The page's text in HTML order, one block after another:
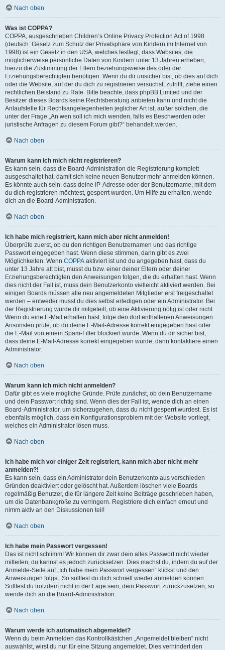
Nach oben
Was ist COPPA?
COPPA, ausgeschrieben Children’s Online Privacy Protection Act of 1998
(deutsch: Gesetz zum Schutz der Privatsphäre von Kindern im Internet von
1998) ist ein Gesetz in den USA, welches festlegt, dass Websites, die
möglicherweise persönliche Daten von Kindern unter 13 Jahren erheben,
hierzu die Zustimmung der Eltern beziehungsweise des oder der
Erziehungsberechtigten benötigen. Wenn du dir unsicher bist, ob dies auf dich
oder die Website, auf der du dich zu registrieren versuchst, zutrifft, ziehe einen
rechtlichen Beistand zu Rate. Bitte beachte, dass phpBB Limited und der
Besitzer dieses Boards keine Rechtsberatung anbieten kann und nicht die
Anlaufstelle für Rechtsangelegenheiten jeglicher Art ist; außer solchen, die
unter der Frage „An wen soll ich mich wenden, falls es Beschwerden oder
juristische Anfragen zu diesem Forum gibt?“ behandelt werden.
Nach oben
Warum kann ich mich nicht registrieren?
Es kann sein, dass die Board-Administration die Registrierung komplett
ausgeschaltet hat, damit sich keine neuen Benutzer mehr anmelden können.
Es könnte auch sein, dass deine IP-Adresse oder der Benutzername, mit dem
du dich registrieren möchtest, gesperrt wurden. Um Hilfe zu erhalten, wende
dich an die Board-Administration.
Nach oben
Ich habe mich registriert, kann mich aber nicht anmelden!
Überprüfe zuerst, ob du den richtigen Benutzernamen und das richtige
Passwort eingegeben hast. Wenn diese stimmen, dann gibt es zwei
Möglichkeiten. Wenn COPPA aktiviert ist und du angegeben hast, dass du
unter 13 Jahre alt bist, musst du bzw. einer deiner Eltern oder deiner
Erziehungsberechtigten den Anweisungen folgen, die du erhalten hast. Wenn
dies nicht der Fall ist, muss dein Benutzerkonto vielleicht aktiviert werden. Bei
einigen Boards müssen alle neu angemeldeten Mitglieder erst freigeschaltet
werden – entweder musst du dies selbst erledigen oder ein Administrator. Bei
der Registrierung wurde dir mitgeteilt, ob eine Aktivierung nötig ist oder nicht.
Wenn du eine E-Mail erhalten hast, folge den dort enthaltenen Anweisungen.
Ansonsten prüfe, ob du deine E-Mail-Adresse korrekt eingegeben hast oder
die E-Mail von einem Spam-Filter blockiert wurde. Wenn du dir sicher bist,
dass deine E-Mail-Adresse korrekt eingegeben wurde, dann kontaktiere einen
Administrator.
Nach oben
Warum kann ich mich nicht anmelden?
Dafür gibt es viele mögliche Gründe. Prüfe zunächst, ob dein Benutzername
und dein Passwort richtig sind. Wenn dies der Fall ist, wende dich an einen
Board-Administrator, um sicherzugehen, dass du nicht gesperrt wurdest. Es ist
ebenfalls möglich, dass ein Konfigurationsproblem mit der Website vorliegt,
welches ein Administrator lösen muss.
Nach oben
Ich habe mich vor einiger Zeit registriert, kann mich aber nicht mehr
anmelden?!
Es kann sein, dass ein Administrator dein Benutzerkonto aus verschieden
Gründen deaktiviert oder gelöscht hat. Außerdem löschen viele Boards
regelmäßig Benutzer, die für längere Zeit keine Beiträge geschrieben haben,
um die Datenbankgröße zu verringern. Registriere dich einfach erneut und
nimm aktiv an den Diskussionen teil!
Nach oben
Ich habe mein Passwort vergessen!
Das ist nicht schlimm! Wir können dir zwar dein altes Passwort nicht wieder
mitteilen, du kannst es jedoch zurücksetzen. Dies machst du, indem du auf der
Anmelde-Seite auf „Ich habe mein Passwort vergessen“ klickst und den
Anweisungen folgst. So solltest du dich schnell wieder anmelden können.
Solltest du trotzdem nicht in der Lage sein, dein Passwort zurückzusetzen, so
wende dich an die Board-Administration.
Nach oben
Warum werde ich automatisch abgemeldet?
Wenn du beim Anmelden das Kontrollkästchen „Angemeldet bleiben“ nicht
auswählst, wirst du nur für eine Sitzung angemeldet. Dies verhindert den